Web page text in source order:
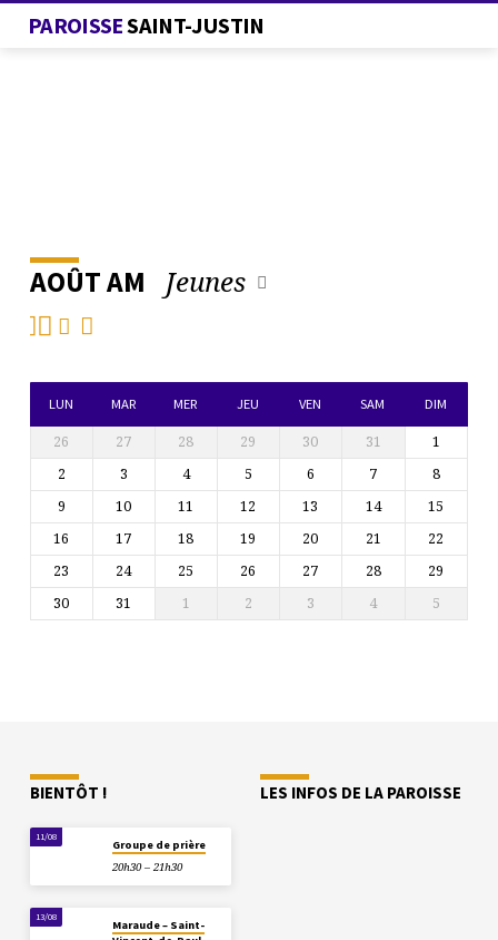
PAROISSESAINT-JUSTIN
L’AGENDA
DE
LA
PAROISSE
AOÛT AM Jeunes
LUN MAR MER JEU VEN SAM DIM
26 27 28 29 30 31
1
2
3 4 5 6 7
8
9
10 11 12 13 14
15
16
17 18 19 20 21
22
23
24 25 26 27 28
29
30
31 1 2 3 4 5
BIENTÔT !
11/08
Groupe de prière
20h30 – 21h30
13/08
Maraude – Saint-
LES INFOS DE LA PAROISSE